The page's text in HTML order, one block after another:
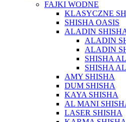
FAJKI WODNE
KLASYCZNE
SHISHA OASIS
ALADIN
ALADIN
ALADIN
SHISHA
SHISHA
AMY SHISHA
DUM SHISHA
KAYA SHISHA
AL MANI
LASER SHISHA